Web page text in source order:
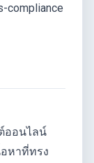
compliance
ออนไลน์
หาที่ทรง